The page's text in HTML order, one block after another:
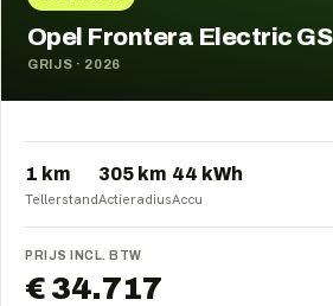
Opel Frontera Electric GS
GRIJS · 2026
1 km
Tellerstand
305 km
Actieradius
44 kWh
Accu
PRIJS INCL. BTW
€ 34.717